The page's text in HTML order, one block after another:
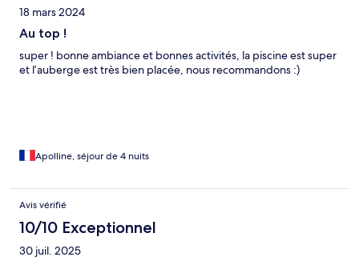
18 mars 2024
Au top !
super ! bonne ambiance et bonnes activités, la piscine est super
et l’auberge est très bien placée, nous recommandons :)
Apolline, séjour de 4 nuits
Avis vérifié
10/10 Exceptionnel
30 juil. 2025